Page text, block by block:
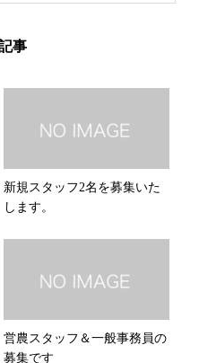
事
新規スタッフ2名を募集いた
します。
営農スタッフ＆一般事務員の
募集です